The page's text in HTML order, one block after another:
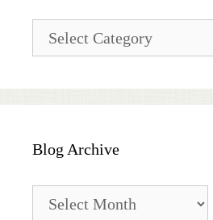
Categories
Blog Archive
Archive